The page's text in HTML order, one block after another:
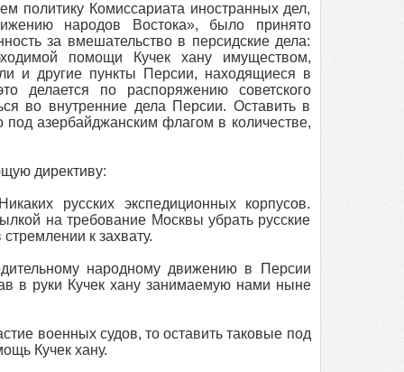
политику Комиссариата иностранных дел,
народов Востока», было принято
за вмешательство в персидские дела:
помощи Кучек хану имуществом,
и другие пункты Персии, находящиеся в
делается по распоряжению советского
во внутренние дела Персии. Оставить в
азербайджанским флагом в количестве,
директиву:
русских экспедиционных корпусов.
на требование Москвы убрать русские
к захвату.
народному движению в Персии
в руки Кучек хану занимаемую нами ныне
военных судов, то оставить таковые под
Кучек хану.